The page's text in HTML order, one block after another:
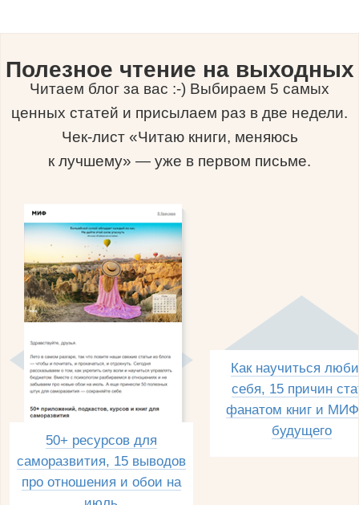
Полезное чтение на выходных
Читаем блог за вас :-) Выбираем 5 самых
ценных статей и присылаем раз в две недели.
Чек-лист «Читаю книги, меняюсь
к лучшему» — уже в первом письме.
50+ ресурсов для
саморазвития, 15 выводов
про отношения и обои на
Как научиться
себя, 15 причин
фанатом книг и
будущего